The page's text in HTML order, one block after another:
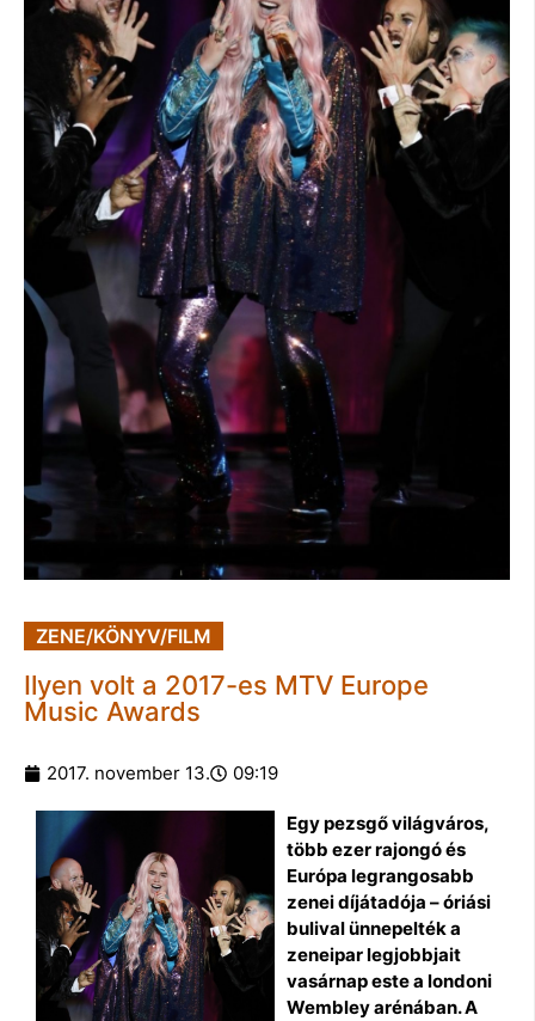
ZENE/KÖNYV/FILM
Ilyen volt a 2017-es MTV Europe
Music Awards
2017. november 13. 09:19
Egy pezsgő világváros,
több ezer rajongó és
Európa legrangosabb
zenei díjátadója – óriási
bulival ünnepelték a
zeneipar legjobbjait
vasárnap este a londoni
Wembley arénában. A